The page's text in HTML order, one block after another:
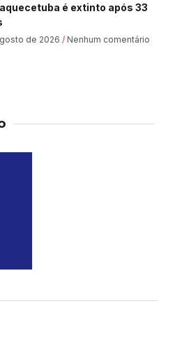
é extinto após 33
de 2026 Nenhum comentário